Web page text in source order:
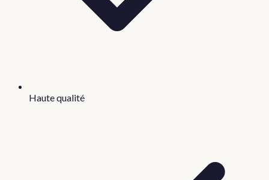
Haute qualité